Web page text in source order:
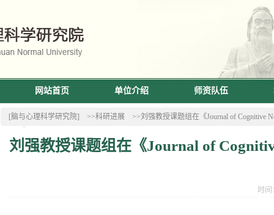
网站首页 单位介绍 师资队伍
[脑与心理科学研究院] >>科研进展 >>刘强教授课题组在《Journal of Cognitive
刘强教授课题组在《Journal of
时